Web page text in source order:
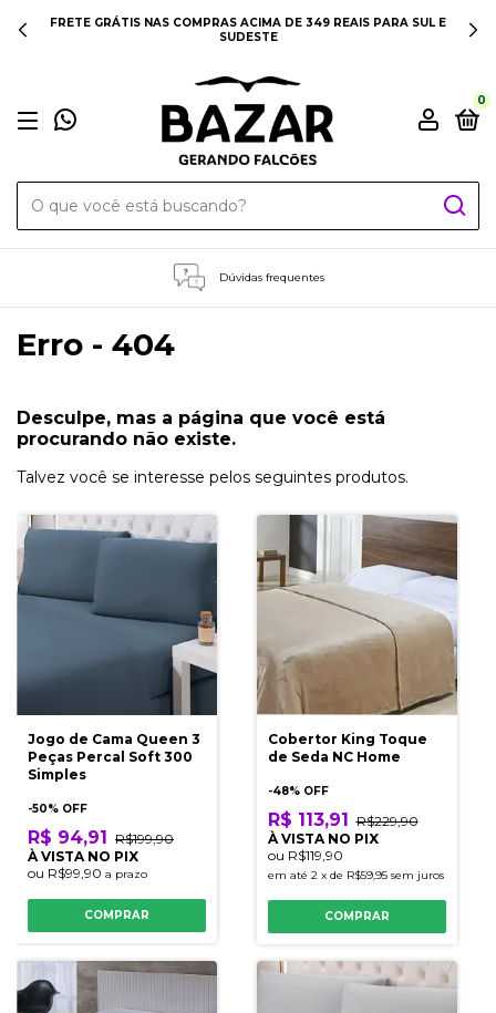
FRETE GRÁTIS NAS COMPRAS ACIMA DE 349 REAIS PARA SUL E
SUDESTE
0
Dúvidas frequentes
Erro - 404
Desculpe, mas a página que você está
procurando não existe.
Talvez você se interesse pelos seguintes produtos.
Jogo de Cama Queen 3
Peças Percal Soft 300
Simples
-50% OFF
R$ 94,91 R$199,90
À VISTA NO PIX
ou R$99,90 a prazo
COMPRAR
Cobertor King Toque
de Seda NC Home
-48% OFF
R$ 113,91 R$229,90
À VISTA NO PIX
ou R$119,90
em até 2 x de R$59,95 sem juros
COMPRAR